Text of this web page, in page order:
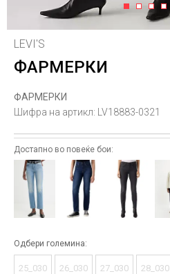
1 2 3 4
LEVI'S
ФАРМЕРКИ
ФАРМЕРКИ
Шифра на артикл:
LV18883-0321
Достапно во повеќе бои:
Одбери големина:
25_030 26_030 27_030 28_030